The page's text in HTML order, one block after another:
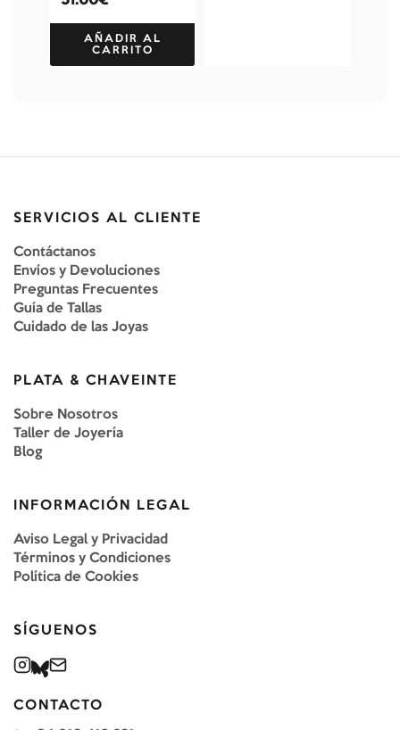
AÑADIR AL
CARRITO
SERVICIOS AL CLIENTE
Contáctanos
Envíos y Devoluciones
Preguntas Frecuentes
Guía de Tallas
Cuidado de las Joyas
PLATA & CHAVEINTE
Sobre Nosotros
Taller de Joyería
Blog
INFORMACIÓN LEGAL
Aviso Legal y Privacidad
Términos y Condiciones
Política de Cookies
SÍGUENOS
CONTACTO